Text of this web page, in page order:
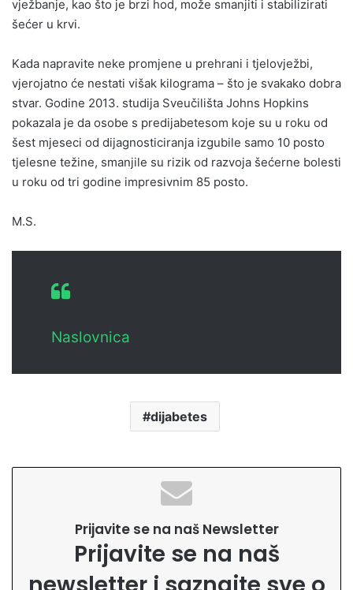
vježbanje, kao što je brzi hod, može smanjiti i stabilizirati
šećer u krvi.
Kada napravite neke promjene u prehrani i tjelovježbi,
vjerojatno će nestati višak kilograma – što je svakako dobra
stvar. Godine 2013. studija Sveučilišta Johns Hopkins
pokazala je da osobe s predijabetesom koje su u roku od
šest mjeseci od dijagnosticiranja izgubile samo 10 posto
tjelesne težine, smanjile su rizik od razvoja šećerne bolesti
u roku od tri godine impresivnim 85 posto.
M.S.
Naslovnica
dijabetes
Prijavite se na naš Newsletter
Prijavite se na naš